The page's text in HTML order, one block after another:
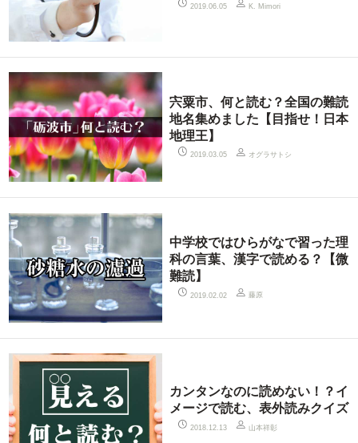
2019.06.05 K. Mimori
宍粟市、何と読む？全国の難読
地名集めました【目指せ！日本
地理王】
2019.03.05 オグラサトシ
中学校ではひらがなで習った理
科の言葉、漢字で読める？【微
難読】
2019.02.02 藤原
カンタンなのに読めない！？イ
メージで読む、表外読みクイズ
2018.12.13 山本祥彰